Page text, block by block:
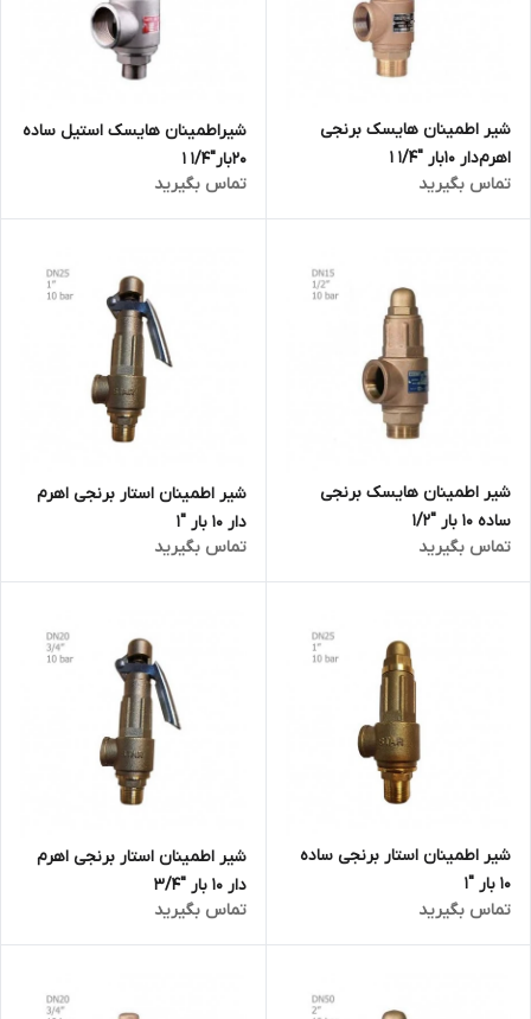
شیر اطمینان هایسک برنجی
اهرم‌دار 10بار "1/4 1
تماس بگیرید
شیراطمینان هایسک استیل ساده
20بار"1/4 1
تماس بگیرید
شیر اطمینان هایسک برنجی
ساده 10 بار "1/2
تماس بگیرید
شیر اطمینان استار برنجی اهرم
دار 10 بار "1
تماس بگیرید
شیر اطمینان استار برنجی ساده
10 بار "1
تماس بگیرید
شیر اطمینان استار برنجی اهرم
دار 10 بار "3/4
تماس بگیرید